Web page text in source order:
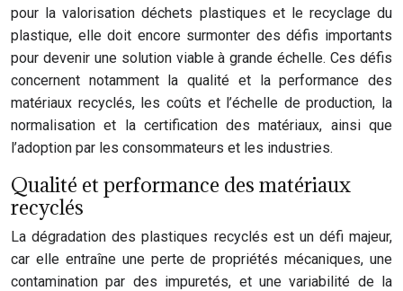
pour la valorisation déchets plastiques et le recyclage du
plastique, elle doit encore surmonter des défis importants
pour devenir une solution viable à grande échelle. Ces défis
concernent notamment la qualité et la performance des
matériaux recyclés, les coûts et l’échelle de production, la
normalisation et la certification des matériaux, ainsi que
l’adoption par les consommateurs et les industries.
Qualité et performance des matériaux
recyclés
La dégradation des plastiques recyclés est un défi majeur,
car elle entraîne une perte de propriétés mécaniques, une
contamination par des impuretés, et une variabilité de la